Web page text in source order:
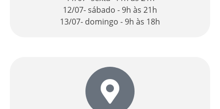
12/07- sábado - 9h às 21h
13/07- domingo - 9h às 18h